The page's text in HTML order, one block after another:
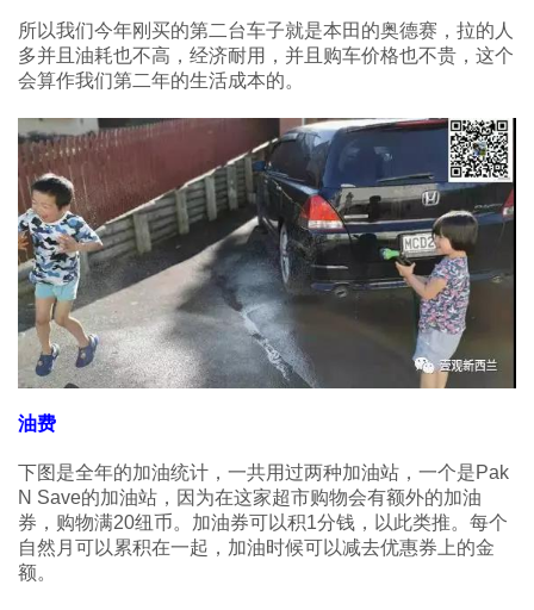
所以我们今年刚买的第二台车子就是本田的奥德赛，拉的人
多并且油耗也不高，经济耐用，并且购车价格也不贵，这个
会算作我们第二年的生活成本的。
油费
下图是全年的加油统计，一共用过两种加油站，一个是Pak
N Save的加油站，因为在这家超市购物会有额外的加油
券，购物满20纽币。加油券可以积1分钱，以此类推。每个
自然月可以累积在一起，加油时候可以减去优惠券上的金
额。